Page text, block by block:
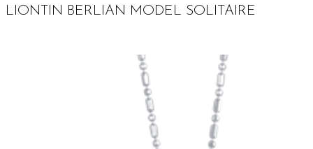
LIONTIN BERLIAN MODEL SOLITAIRE